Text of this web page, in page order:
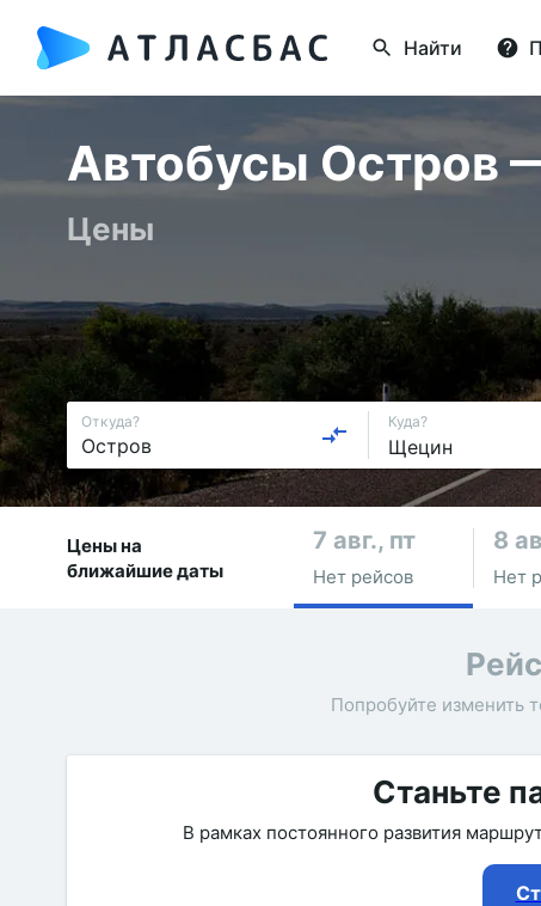
Найти
Автобусы Остров
Цены
Откуда? Куда?
Цены на
ближайшие даты
7 авг., пт
Нет рейсов
8
Нет
Попробуйте изменить
Станьте
В рамках постоянного развития